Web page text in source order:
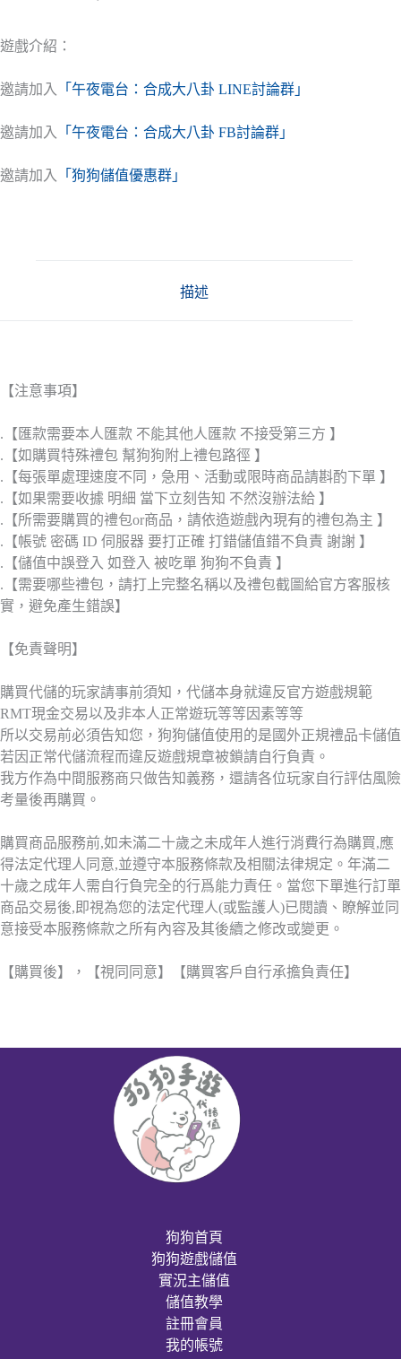
NT$30
到
遊戲介紹：
邀請加入 「午夜電台：合成大八卦 LINE討論群」
邀請加入 「午夜電台：合成大八卦 FB討論群」
邀請加入 「狗狗儲值優惠群」
描述
【注意事項】
.【匯款需要本人匯款 不能其他人匯款 不接受第三方 】
.【如購買特殊禮包 幫狗狗附上禮包路徑 】
.【每張單處理速度不同，急用、活動或限時商品請斟酌下單 】
.【如果需要收據 明細 當下立刻告知 不然沒辦法給 】
.【所需要購買的禮包or商品，請依造遊戲內現有的禮包為主 】
.【帳號 密碼 ID 伺服器 要打正確 打錯儲值錯不負責 謝謝 】
.【儲值中誤登入 如登入 被吃單 狗狗不負責 】
.【需要哪些禮包，請打上完整名稱以及禮包截圖給官方客服核
實，避免產生錯誤】
【免責聲明】
購買代儲的玩家請事前須知，代儲本身就違反官方遊戲規範
RMT現金交易以及非本人正常遊玩等等因素等等
所以交易前必須告知您，狗狗儲值使用的是國外正規禮品卡儲值
若因正常代儲流程而違反遊戲規章被鎖請自行負責。
我方作為中間服務商只做告知義務，還請各位玩家自行評估風險
考量後再購買。
購買商品服務前,如未滿二十歲之未成年人進行消費行為購買,應
得法定代理人同意,並遵守本服務條款及相關法律規定。年滿二
十歲之成年人需自行負完全的行爲能力責任。當您下單進行訂單
商品交易後,即視為您的法定代理人(或監護人)已閱讀、瞭解並同
意接受本服務條款之所有內容及其後續之修改或變更。
【購買後】，【視同同意】【購買客戶自行承擔負責任】
狗狗首頁
狗狗遊戲儲值
實況主儲值
儲值教學
註冊會員
我的帳號